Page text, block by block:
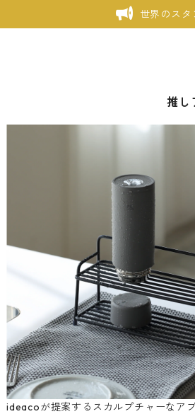
世界のス
推し
ideacoが提案するスカルプチャーなア